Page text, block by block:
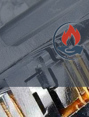
Skip
to
content